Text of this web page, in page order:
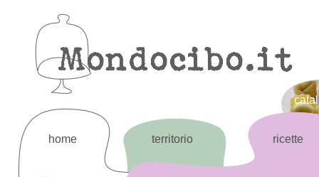
home territorio ricette